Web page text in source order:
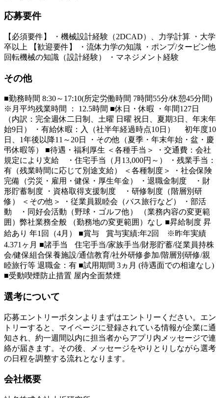
応募要件
【必須要件】 ・機械設計経験（2DCAD）、力学計算 ・大学
卒以上 【歓迎要件】 ・流体力学の知識 ・ポンプ/タービン他
回転機械の知識（設計経験） ・マネジメント経験
その他
■勤務時間 8:30～17:10(所定労働時間 7時間55分/休憩45分間)
※月平均残業時間 ： 12.5時間 ■休日・休暇 ・年間127日
（内訳：完全週休二日制、土曜 日曜 祝日、夏期3日、年末年
始9日） ・有給休暇：入（社半年経過時点10日） 初年度10
日、1年後以降11～20日 ・その他（夏季・年末年始・盆・慶
弔休暇等） ■待遇・福利厚生 ＜各種手当＞ ・交通費：会社
規定により支給 ・住宅手当（月13,000円～） ・残業手当：
有（残業時間に応じて別途支給） ＜各種制度＞ ・社会保険
完備（労災・雇用・健保・厚生年金） ・退職金制度 ・財
形貯蓄制度 ・資格取得支援制度 ・研修制度（階層別研
修） ＜その他＞ ・従業員親睦会（バス旅行など） ・部活
動 ・同好会活動（野球・ゴルフ他） （業務内容の変更範
囲）弊社業務全般 （勤務地の変更範囲）なし ■昇給制度 昇
給あり 年1回（4月） ■賞与 賞与実績:年2回 ※昨年実績
4.371ヶ月 ■諸手当 住宅手当/家族手当/財形貯蓄/従業員持株
会/健保組合保養施設/通信教育/社外研修参加/階層別研修/親
睦旅行等 退職金：有 ■試用期間 3ヵ月 (待遇面での相違なし)
■受動喫煙防止措置 屋内全面禁煙
選考について
応募エントリーボタンよりまずはエントリーください。エン
トリーすると、マイページに登録されている情報が企業に通
知され、約一週間以内に担当者からアプリ内メッセージで連
絡が届きます。その後、メッセージをやりとりしながら選考
の日程を調整する流れとなります。
会社概要